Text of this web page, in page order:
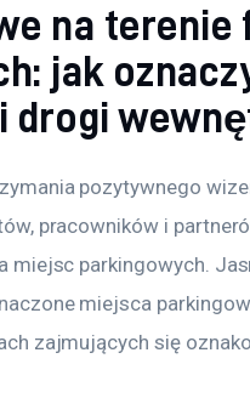
na
jak
drogi
pozytywnego
pracowników i
miejsc parkingowych.
miejsca
zajmujących się